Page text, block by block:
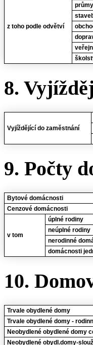
z toho podle odvětví
8.
Vyjíždějící do zaměstnání
9. Počty
Bytové domácnosti
Cenzové domácnosti
v tom
úplné rodiny
neúplné rodiny
nerodinné
domácnosti
10.
Trvale obydlené domy
Trvale obydlené domy -
Neobydlené obydlené domy
Neobydlené obydl.domy-